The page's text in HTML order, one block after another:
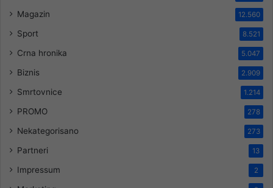
Magazin 12.560
Sport 8.521
Crna hronika 5.047
Biznis 2.909
Smrtovnice 1.214
PROMO 278
Nekategorisano 273
Partneri 13
Impressum 2